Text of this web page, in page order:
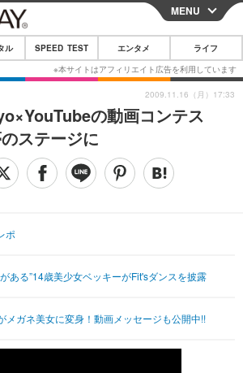
CLOSE
スマートフォン
その他
映画・ドラマ
ブログ
その他
法
MENU
ル SPEED TEST エンタメ ライフ
の動画コンテス
ステージに
ポ
ある”14歳美少女ベッキーがFit'sダンスを披露
メガネ美女に変身！動画メッセージも公開中!!
2009.11.16（月）17:33